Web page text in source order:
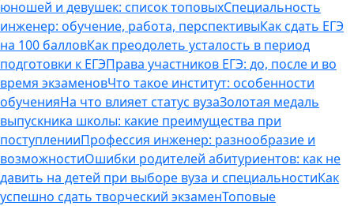
юношей и девушек: список топовыхСпециальность
инженер: обучение, работа, перспективыКак сдать ЕГЭ
на 100 балловКак преодолеть усталость в период
подготовки к ЕГЭПрава участников ЕГЭ: до, после и во
время экзаменовЧто такое институт: особенности
обученияНа что влияет статус вузаЗолотая медаль
выпускника школы: какие преимущества при
поступленииПрофессия инженер: разнообразие и
возможностиОшибки родителей абитуриентов: как не
давить на детей при выборе вуза и специальностиКак
успешно сдать творческий экзаменТоповые